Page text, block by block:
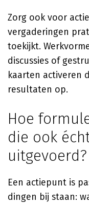
Zorg ook voor
vergaderingen
toekijkt.
discussies of
kaarten activeren
resultaten op.
Hoe
die ook
uitgevoerd?
Een actiepunt is
dingen bij staan: